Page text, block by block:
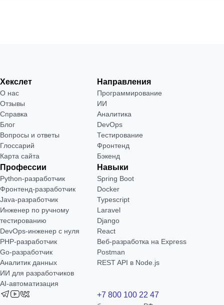
Хекслет
О нас
Отзывы
Справка
Блог
Вопросы и ответы
Глоссарий
Карта сайта
Направления
Программирование
ИИ
Аналитика
DevOps
Тестирование
Фронтенд
Бэкенд
Профессии
Python-разработчик
Фронтенд-разработчик
Java-разработчик
Инженер по ручному
тестированию
DevOps-инженер с нуля
РНР-разработчик
Go-разработчик
Аналитик данных
ИИ для разработчиков
AI-автоматизация
Навыки
Spring Boot
Docker
Typescript
Laravel
Django
React
Веб-разработка на Express
Postman
REST API в Node.js
+7 800 100 22 47